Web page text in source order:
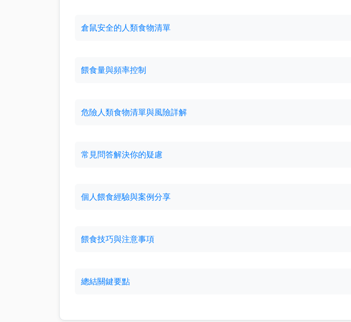
倉鼠安全的人類食物清單
餵食量與頻率控制
危險人類食物清單與風險詳解
常見問答解決你的疑慮
個人餵食經驗與案例分享
餵食技巧與注意事項
總結關鍵要點